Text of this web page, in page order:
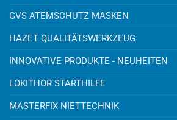
GVS ATEMSCHUTZ MASKEN
HAZET QUALITÄTSWERKZEUG
INNOVATIVE PRODUKTE - NEUHEITEN
LOKITHOR STARTHILFE
MASTERFIX NIETTECHNIK